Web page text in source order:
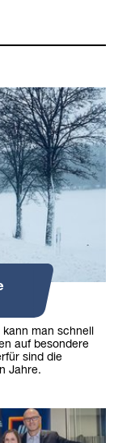
man schnell
auf besondere
sind die
Jahre.